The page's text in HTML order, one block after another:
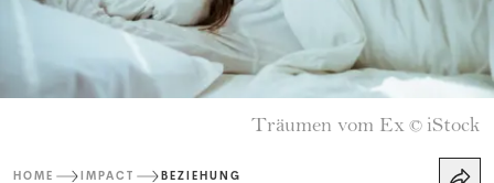
Träumen vom Ex © iStock
HOME IMPACT BEZIEHUNG